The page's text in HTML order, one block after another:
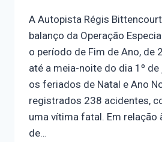
A Autopista Régis
balanço da Operação
o período de Fim de Ano, de
até a meia-noite do dia 1º
os feriados de Natal e Ano
registrados 238 acidentes,
uma vítima fatal. Em relação
de…